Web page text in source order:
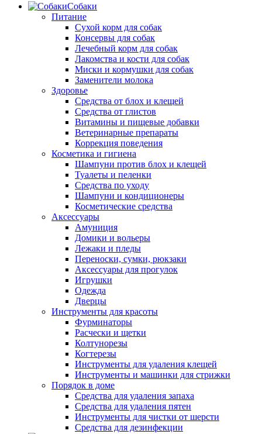
Собаки
Питание
Сухой корм для собак
Консервы для собак
Лечебный корм для собак
Лакомства и кости для собак
Миски и кормушки для собак
Заменители молока
Здоровье
Средства от блох и клещей
Средства от глистов
Витамины и пищевые добавки
Ветеринарные препараты
Коррекция поведения
Косметика и гигиена
Шампуни против блох и клещей
Туалеты и пеленки
Средства по уходу
Шампуни и кондиционеры
Косметические средства
Аксессуары
Амуниция
Домики и вольеры
Лежаки и пледы
Переноски, сумки, рюкзаки
Аксессуары для прогулок
Игрушки
Одежда
Дверцы
Инструменты для красоты
Фурминаторы
Расчески и щетки
Колтунорезы
Когтерезы
Инструменты для удаления клещей
Инструменты и машинки для стрижки
Порядок в доме
Средства для удаления запаха
Средства для удаления пятен
Инструменты для чистки от шерсти
Средства для дезинфекции